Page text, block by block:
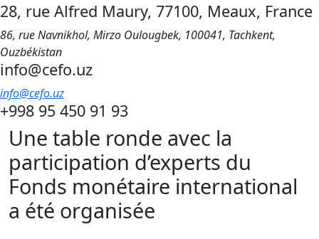
28, rue Alfred Maury, 77100, Meaux, France
86, rue Navnikhol, Mirzo Oulougbek, 100041, Tachkent,
Ouzbékistan
info@cefo.uz
info@cefo.uz
+998 95 450 91 93
Une table ronde avec la
participation d’experts du
Fonds monétaire international
a été organisée